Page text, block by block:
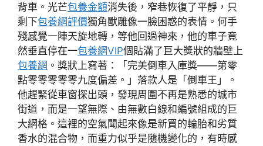
背車。光芒包養金額消失後，窄巷恢復了平靜，只
剩下包養網評價獨角獸雕像一臉困惑的表情。何手
殘感覺一陣天旋地轉，等他回過神來，他的車子竟
然垂直停在一包養網VIP個貼滿了巨大獎狀的牆壁上
包養網 。獎狀上寫著：「完美倒車入庫獎——第零
點零零零零零九度偏差。」落款人是「倒車王」。
他趕緊從車窗探出頭，發現周圍不再是熟悉的城市
街道，而是一望無際、由無數白線和編號組成的巨
大網格。這裡的空氣聞起來像是新買的輪胎和劣質
香水的混合物，而重力似乎是隨機變化的，有時感